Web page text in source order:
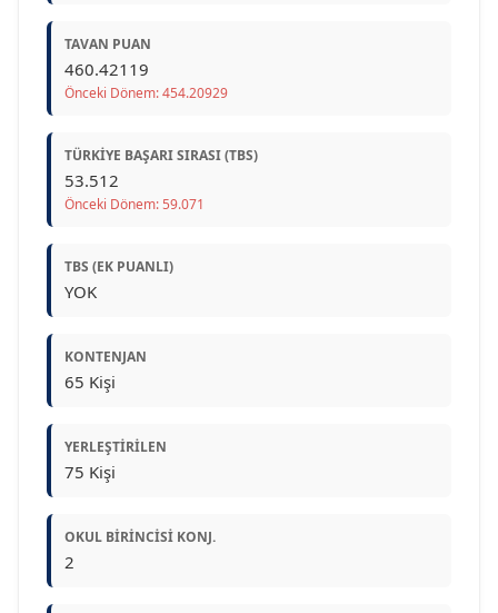
TAVAN PUAN
460.42119
Önceki Dönem: 454.20929
TÜRKIYE BAŞARI SIRASI (TBS)
53.512
Önceki Dönem: 59.071
TBS (EK PUANLI)
YOK
KONTENJAN
65 Kişi
YERLEŞTIRILEN
75 Kişi
OKUL BIRINCISI KONJ.
2